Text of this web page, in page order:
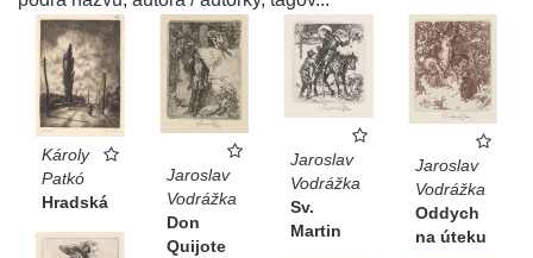
Károly
Patkó
Hradská
Jaroslav
Vodrážka
Don
Quijote
Jaroslav
Vodrážka
Sv.
Martin
Jaroslav
Vodrážka
Oddych
na úteku